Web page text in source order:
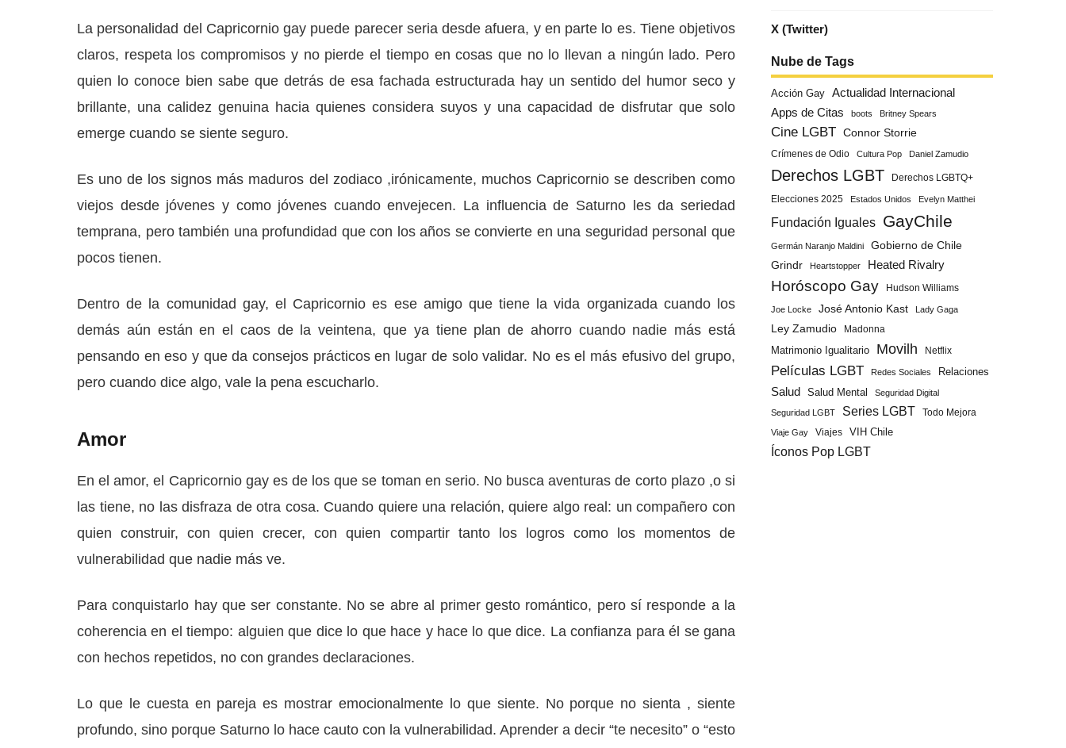
La personalidad del Capricornio gay puede parecer seria desde afuera, y en parte lo es. Tiene objetivos
claros, respeta los compromisos y no pierde el tiempo en cosas que no lo llevan a ningún lado. Pero
quien lo conoce bien sabe que detrás de esa fachada estructurada hay un sentido del humor seco y
brillante, una calidez genuina hacia quienes considera suyos y una capacidad de disfrutar que solo
emerge cuando se siente seguro.
Es uno de los signos más maduros del zodiaco ,irónicamente, muchos Capricornio se describen como
viejos desde jóvenes y como jóvenes cuando envejecen. La influencia de Saturno les da seriedad
temprana, pero también una profundidad que con los años se convierte en una seguridad personal que
pocos tienen.
Dentro de la comunidad gay, el Capricornio es ese amigo que tiene la vida organizada cuando los
demás aún están en el caos de la veintena, que ya tiene plan de ahorro cuando nadie más está
pensando en eso y que da consejos prácticos en lugar de solo validar. No es el más efusivo del grupo,
pero cuando dice algo, vale la pena escucharlo.
Amor
En el amor, el Capricornio gay es de los que se toman en serio. No busca aventuras de corto plazo ,o si
las tiene, no las disfraza de otra cosa. Cuando quiere una relación, quiere algo real: un compañero con
quien construir, con quien crecer, con quien compartir tanto los logros como los momentos de
vulnerabilidad que nadie más ve.
Para conquistarlo hay que ser constante. No se abre al primer gesto romántico, pero sí responde a la
coherencia en el tiempo: alguien que dice lo que hace y hace lo que dice. La confianza para él se gana
con hechos repetidos, no con grandes declaraciones.
Lo que le cuesta en pareja es mostrar emocionalmente lo que siente. No porque no sienta , siente
profundo, sino porque Saturno lo hace cauto con la vulnerabilidad. Aprender a decir “te necesito” o “esto
X (Twitter)
Nube de Tags
Acción Gay
Actualidad Internacional
Apps de Citas
boots Britney Spears
Cine LGBT Connor Storrie
Crímenes de Odio Cultura Pop Daniel Zamudio
Derechos LGBT
Derechos LGBTQ+
Elecciones 2025
Estados Unidos Evelyn Matthei
Fundación Iguales GayChile
Germán Naranjo Maldini
Gobierno de Chile
Grindr
Heartstopper Heated Rivalry
Horóscopo Gay Hudson Williams
Joe Locke José Antonio Kast Lady Gaga
Ley Zamudio Madonna
Matrimonio Igualitario Movilh Netflix
Películas LGBT Redes Sociales Relaciones
Salud Salud Mental Seguridad Digital
Seguridad LGBT Series LGBT Todo Mejora
Viaje Gay Viajes VIH Chile
Íconos Pop LGBT